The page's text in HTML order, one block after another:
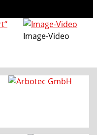
Image-Video